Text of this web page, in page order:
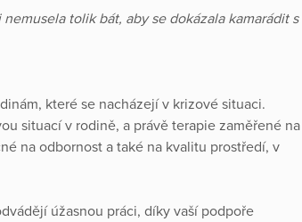
tolik bát, aby se dokázala kamarádit s
které se nacházejí v krizové situaci.
situací v rodině, a právě terapie zaměřené na
na odbornost a také na kvalitu prostředí, v
úžasnou práci, díky vaší podpoře